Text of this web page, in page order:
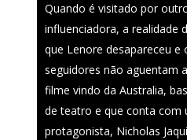
Quando é visitado por
influenciadora, a realidade
que Lenore desapareceu e
seguidores não aguentam
filme vindo da Australia,
de teatro e que conta com
protagonista, Nicholas